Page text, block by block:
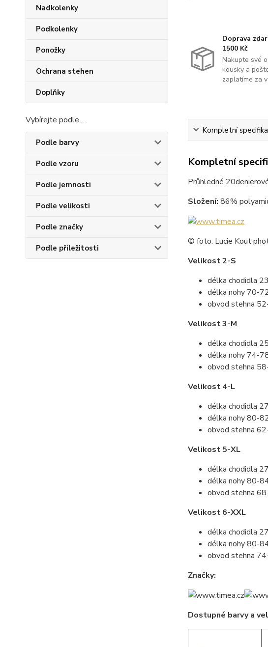
Nadkolenky
Podkolenky
Ponožky
Ochrana stehen
Doplňky
Vybírejte podle...
Podle barvy
Podle vzoru
Podle jemnosti
Podle velikosti
Podle značky
Podle příležitosti
Doprava
1500 Kč
Nakupte své
kousky a
zaplatíme za
Kompletní
Kompletní
Průhledné
Složení: 86%
© foto: Lucie Kout
Velikost 2-S
délka chodidla
délka nohy 70-
obvod stehna
Velikost 3-M
délka chodidla
délka nohy 74-
obvod stehna
Velikost 4-L
délka chodidla
délka nohy 80-
obvod stehna
Velikost 5-XL
délka chodidla
délka nohy 80-
obvod stehna
Velikost 6-XXL
délka chodidla
délka nohy 80-
obvod stehna
Značky:
Dostupné barvy a